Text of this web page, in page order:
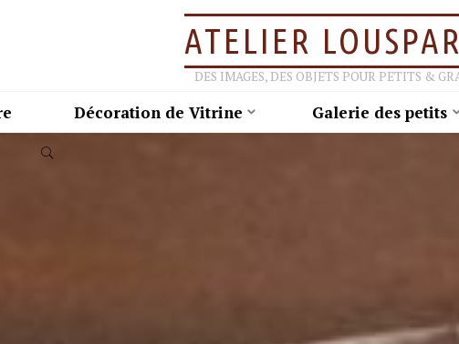
ATELIER
DES IMAGES, DES OBJETS POUR PETITS &
Décoration de Vitrine Galerie des petits